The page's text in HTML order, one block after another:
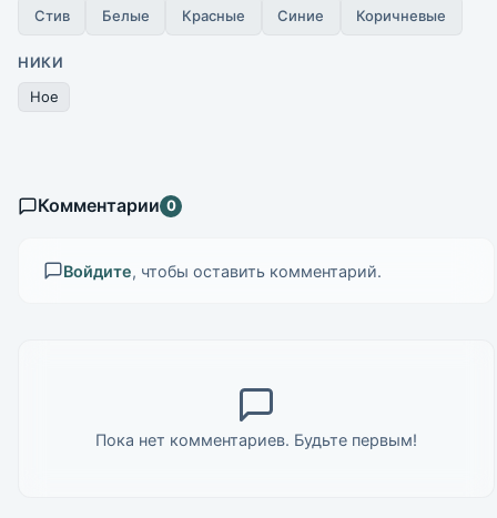
Стив Белые Красные Синие Коричневые
НИКИ
Hoe
Комментарии 0
Войдите, чтобы оставить комментарий.
Пока нет комментариев. Будьте первым!